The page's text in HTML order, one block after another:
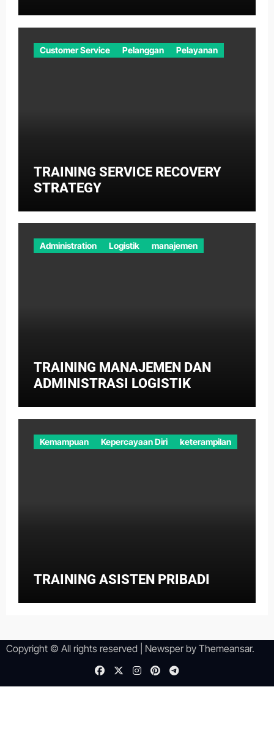
Customer Service Pelanggan Pelayanan
TRAINING SERVICE RECOVERY
STRATEGY
Administration Logistik manajemen
TRAINING MANAJEMEN DAN
ADMINISTRASI LOGISTIK
Kemampuan Kepercayaan Diri keterampilan
TRAINING ASISTEN PRIBADI
Copyright © All rights reserved Newsperby Themeansar.